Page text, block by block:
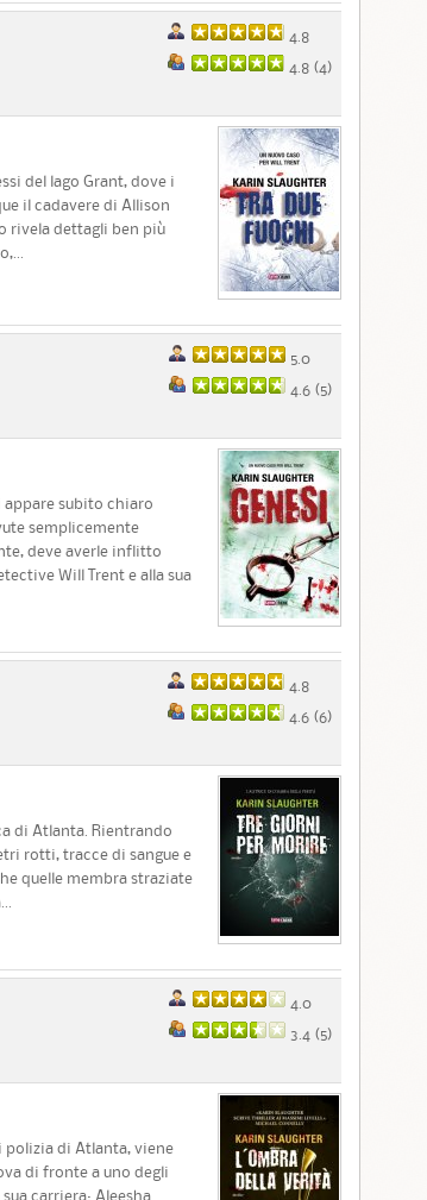
4.8
4.8 (4)
del lago Grant, dove i
il cadavere di Allison
rivela dettagli ben più
5.0
4.6 (5)
subito chiaro
semplicemente
deve averle inflitto
Will Trent e alla sua
4.8
4.6 (6)
di Atlanta. Rientrando
rotti, tracce di sangue e
quelle membra straziate
4.0
3.4 (5)
polizia di Atlanta, viene
di fronte a uno degli
carriera: Aleesha